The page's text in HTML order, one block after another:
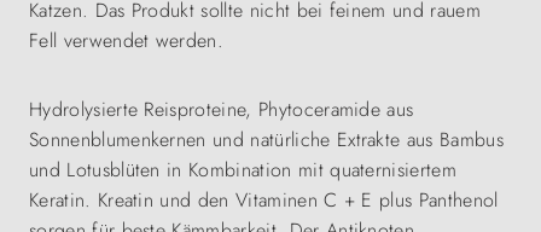
Katzen. Das Produkt sollte nicht bei feinem und rauem
Fell verwendet werden.
Hydrolysierte Reisproteine, Phytoceramide aus
Sonnenblumenkernen und natürliche Extrakte aus Bambus
und Lotusblüten in Kombination mit quaternisiertem
Keratin. Kreatin und den Vitaminen C + E plus Panthenol